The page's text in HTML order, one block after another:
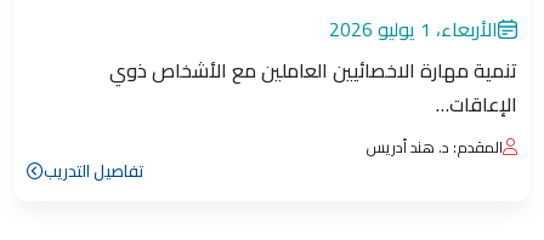
الأربعاء، 1 يوليو 2026
تنمية مهارة الاخصائيين العاملين مع الأشخاص ذوي
الإعاقات…
المقدم: د. هند أدريس
تفاصيل التدريب